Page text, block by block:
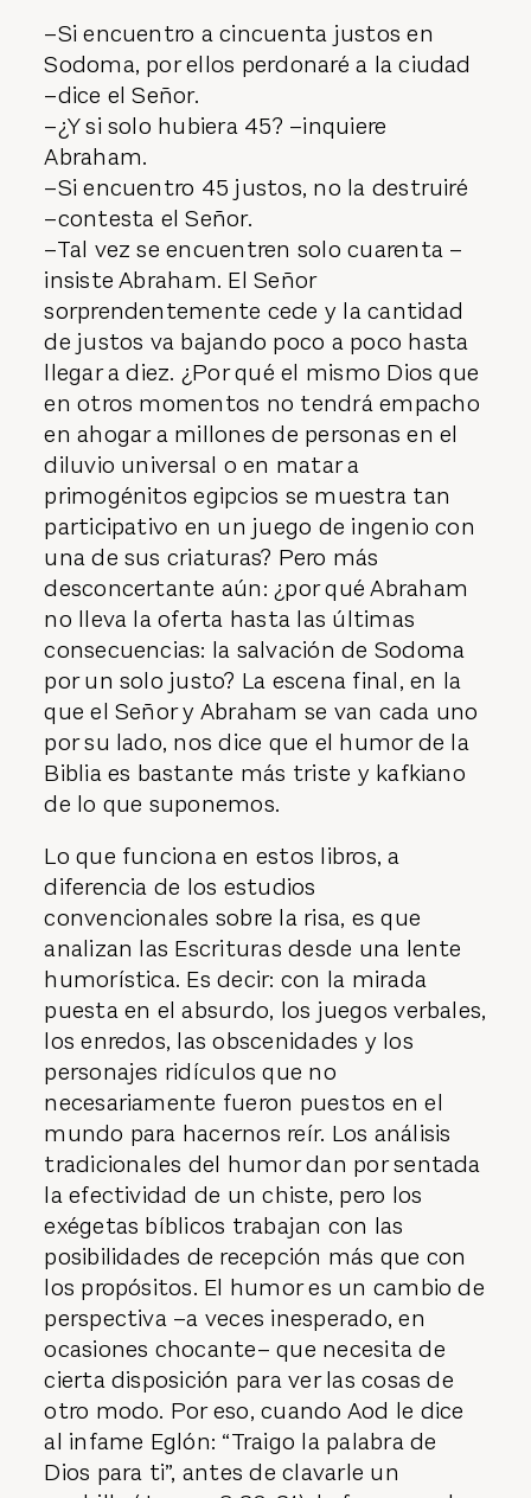
–Si encuentro a cincuenta justos en
Sodoma, por ellos perdonaré a la ciudad
–dice el Señor.
–¿Y si solo hubiera 45? –inquiere
Abraham.
–Si encuentro 45 justos, no la destruiré
–contesta el Señor.
–Tal vez se encuentren solo cuarenta –
insiste Abraham. El Señor
sorprendentemente cede y la cantidad
de justos va bajando poco a poco hasta
llegar a diez. ¿Por qué el mismo Dios que
en otros momentos no tendrá empacho
en ahogar a millones de personas en el
diluvio universal o en matar a
primogénitos egipcios se muestra tan
participativo en un juego de ingenio con
una de sus criaturas? Pero más
desconcertante aún: ¿por qué Abraham
no lleva la oferta hasta las últimas
consecuencias: la salvación de Sodoma
por un solo justo? La escena final, en la
que el Señor y Abraham se van cada uno
por su lado, nos dice que el humor de la
Biblia es bastante más triste y kafkiano
de lo que suponemos.
Lo que funciona en estos libros, a
diferencia de los estudios
convencionales sobre la risa, es que
analizan las Escrituras desde una lente
humorística. Es decir: con la mirada
puesta en el absurdo, los juegos verbales,
los enredos, las obscenidades y los
personajes ridículos que no
necesariamente fueron puestos en el
mundo para hacernos reír. Los análisis
tradicionales del humor dan por sentada
la efectividad de un chiste, pero los
exégetas bíblicos trabajan con las
posibilidades de recepción más que con
los propósitos. El humor es un cambio de
perspectiva –a veces inesperado, en
ocasiones chocante– que necesita de
cierta disposición para ver las cosas de
otro modo. Por eso, cuando Aod le dice
al infame Eglón: “Traigo la palabra de
Dios para ti”, antes de clavarle un